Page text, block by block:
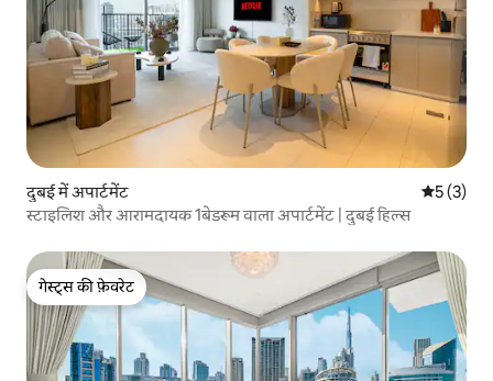
दुबई में अपार्टमेंट औसत रेटिंग
5 (3)
स्टाइलिश और आरामदायक 1बेडरूम वाला अपार्टमेंट | दुबई हिल्स
गेस्ट्स की फ़ेवरेट
गेस्ट्स की फ़ेवरेट